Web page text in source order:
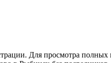
Для просмотра полных